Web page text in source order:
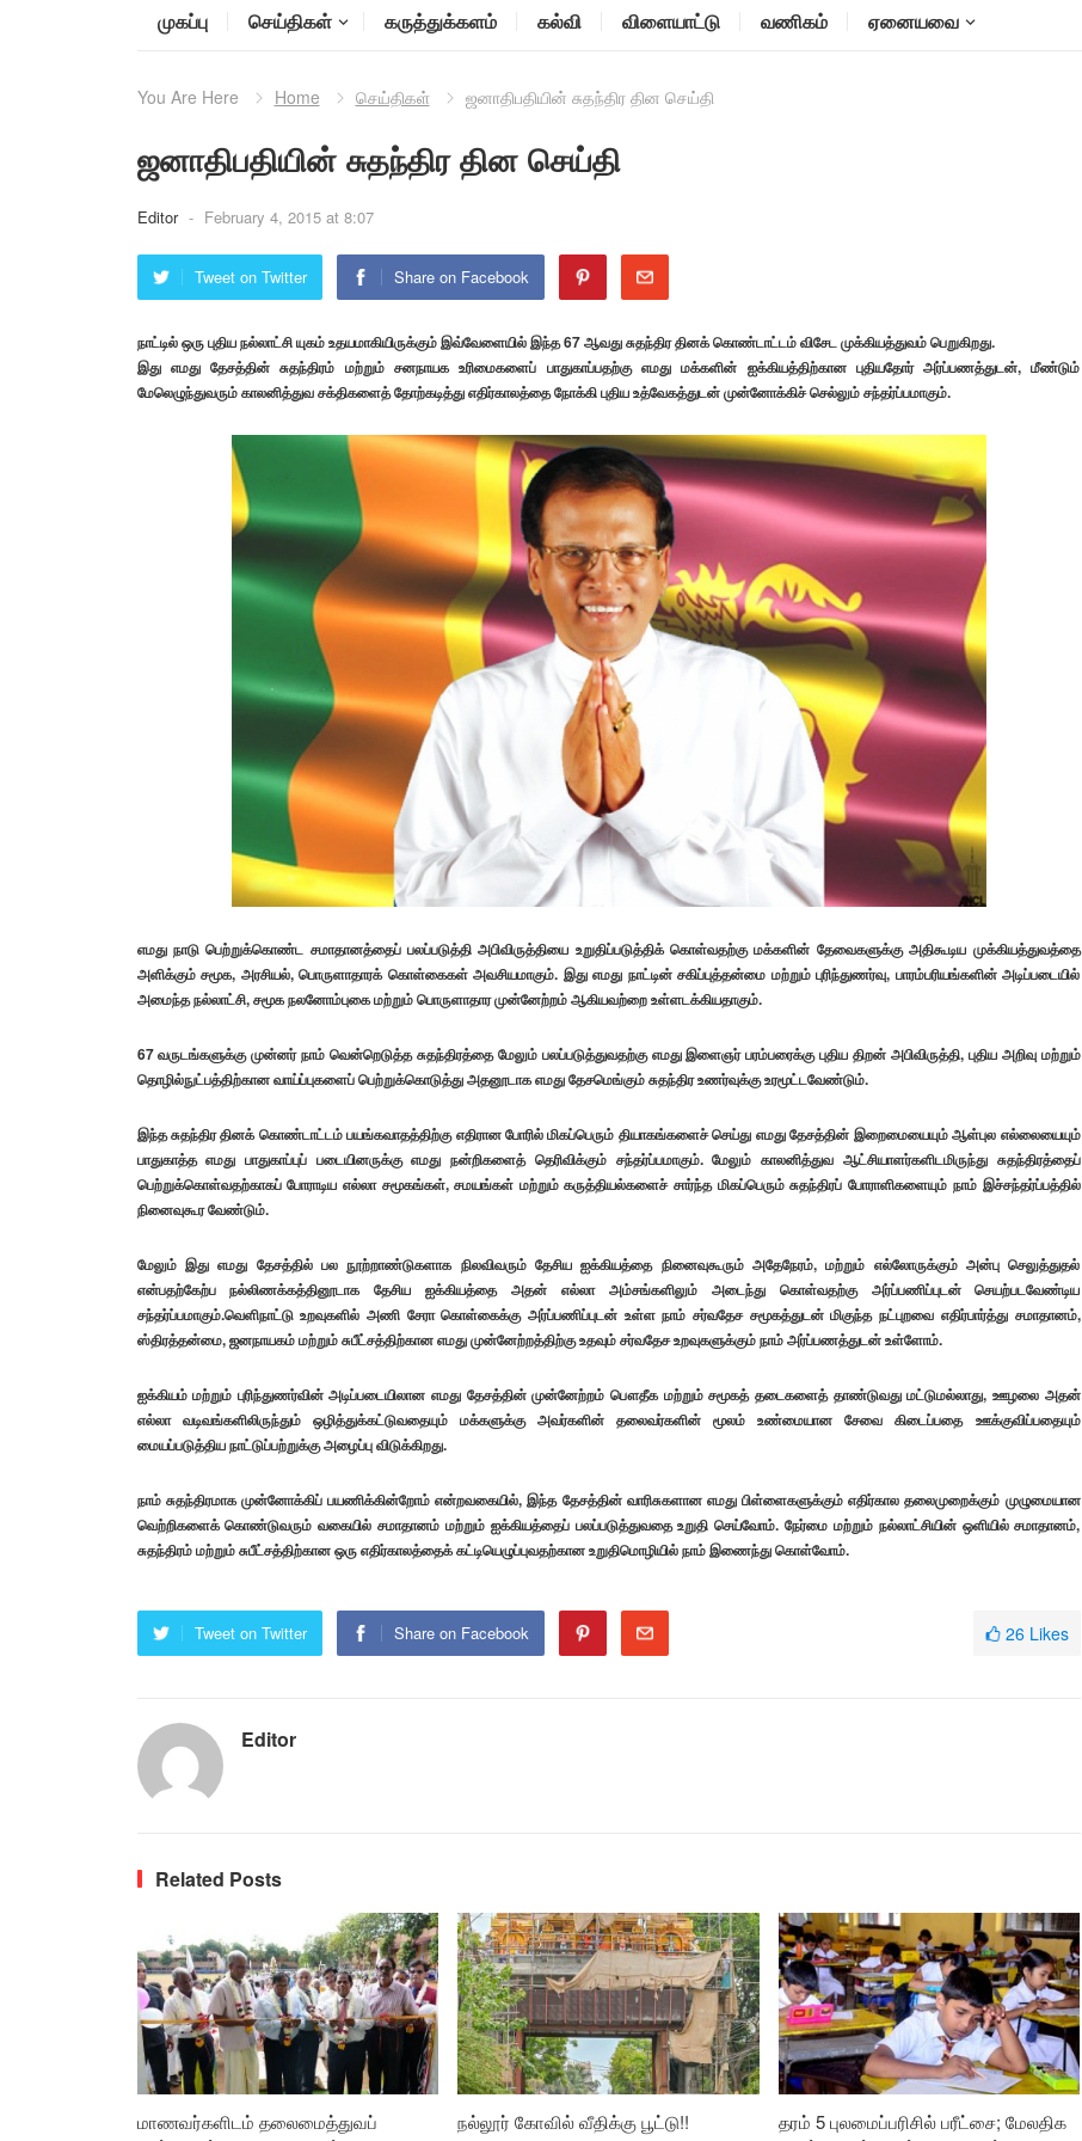
முகப்பு செய்திகள் கருத்துக்களம் கல்வி விளையாட்டு வணிகம் ஏனையவை
You Are Here Home செய்திகள் ஜனாதிபதியின் சுதந்திர தின செய்தி
ஜனாதிபதியின் சுதந்திர தின செய்தி
Editor - February 4, 2015 at 8:07
Tweet on Twitter Share on Facebook
நாட்டில் ஒரு புதிய நல்லாட்சி யுகம் உதயமாகியிருக்கும் இவ்வேளையில் இந்த 67 ஆவது சுதந்திர தினக் கொண்டாட்டம் விசேட முக்கியத்துவம் பெறுகிறது.
இது எமது தேசத்தின் சுதந்திரம் மற்றும் சனநாயக உரிமைகளைப் பாதுகாப்பதற்கு எமது மக்களின் ஐக்கியத்திற்கான புதியதோர் அர்ப்பணத்துடன், மீண்டும்
மேலெழுந்துவரும் காலனித்துவ சக்திகளைத் தோற்கடித்து எதிர்காலத்தை நோக்கி புதிய உத்வேகத்துடன் முன்னோக்கிச் செல்லும் சந்தர்ப்பமாகும்.
எமது நாடு பெற்றுக்கொண்ட சமாதானத்தைப் பலப்படுத்தி அபிவிருத்தியை உறுதிப்படுத்திக் கொள்வதற்கு மக்களின் தேவைகளுக்கு அதிகூடிய முக்கியத்துவத்தை
அளிக்கும் சமூக, அரசியல், பொருளாதாரக் கொள்கைகள் அவசியமாகும். இது எமது நாட்டின் சகிப்புத்தன்மை மற்றும் புரிந்துணர்வு, பாரம்பரியங்களின் அடிப்படையில்
அமைந்த நல்லாட்சி, சமூக நலனோம்புகை மற்றும் பொருளாதார முன்னேற்றம் ஆகியவற்றை உள்ளடக்கியதாகும்.
67 வருடங்களுக்கு முன்னர் நாம் வென்றெடுத்த சுதந்திரத்தை மேலும் பலப்படுத்துவதற்கு எமது இளைஞர் பரம்பரைக்கு புதிய திறன் அபிவிருத்தி, புதிய அறிவு மற்றும்
தொழில்நுட்பத்திற்கான வாய்ப்புகளைப் பெற்றுக்கொடுத்து அதனூடாக எமது தேசமெங்கும் சுதந்திர உணர்வுக்கு உரமூட்டவேண்டும்.
இந்த சுதந்திர தினக் கொண்டாட்டம் பயங்கவாதத்திற்கு எதிரான போரில் மிகப்பெரும் தியாகங்களைச் செய்து எமது தேசத்தின் இறைமையையும் ஆள்புல எல்லையையும்
பாதுகாத்த எமது பாதுகாப்புப் படையினருக்கு எமது நன்றிகளைத் தெரிவிக்கும் சந்தர்ப்பமாகும். மேலும் காலனித்துவ ஆட்சியாளர்களிடமிருந்து சுதந்திரத்தைப்
பெற்றுக்கொள்வதற்காகப் போராடிய எல்லா சமூகங்கள், சமயங்கள் மற்றும் கருத்தியல்களைச் சார்ந்த மிகப்பெரும் சுதந்திரப் போராளிகளையும் நாம் இச்சந்தர்ப்பத்தில்
நினைவுகூர வேண்டும்.
மேலும் இது எமது தேசத்தில் பல நூற்றாண்டுகளாக நிலவிவரும் தேசிய ஐக்கியத்தை நினைவுகூரும் அதேநேரம், மற்றும் எல்லோருக்கும் அன்பு செலுத்துதல்
என்பதற்கேற்ப நல்லிணக்கத்தினூடாக தேசிய ஐக்கியத்தை அதன் எல்லா அம்சங்களிலும் அடைந்து கொள்வதற்கு அர்ப்பணிப்புடன் செயற்படவேண்டிய
சந்தர்ப்பமாகும்.வெளிநாட்டு உறவுகளில் அணி சேரா கொள்கைக்கு அர்ப்பணிப்புடன் உள்ள நாம் சர்வதேச சமூகத்துடன் மிகுந்த நட்புறவை எதிர்பார்த்து சமாதானம்,
ஸ்திரத்தன்மை, ஜனநாயகம் மற்றும் சுபீட்சத்திற்கான எமது முன்னேற்றத்திற்கு உதவும் சர்வதேச உறவுகளுக்கும் நாம் அர்ப்பணத்துடன் உள்ளோம்.
ஐக்கியம் மற்றும் புரிந்துணர்வின் அடிப்படையிலான எமது தேசத்தின் முன்னேற்றம் பௌதீக மற்றும் சமூகத் தடைகளைத் தாண்டுவது மட்டுமல்லாது, ஊழலை அதன்
எல்லா வடிவங்களிலிருந்தும் ஒழித்துக்கட்டுவதையும் மக்களுக்கு அவர்களின் தலைவர்களின் மூலம் உண்மையான சேவை கிடைப்பதை ஊக்குவிப்பதையும்
மையப்படுத்திய நாட்டுப்பற்றுக்கு அழைப்பு விடுக்கிறது.
நாம் சுதந்திரமாக முன்னோக்கிப் பயணிக்கின்றோம் என்றவகையில், இந்த தேசத்தின் வாரிசுகளான எமது பிள்ளைகளுக்கும் எதிர்கால தலைமுறைக்கும் முழுமையான
வெற்றிகளைக் கொண்டுவரும் வகையில் சமாதானம் மற்றும் ஐக்கியத்தைப் பலப்படுத்துவதை உறுதி செய்வோம். நேர்மை மற்றும் நல்லாட்சியின் ஒளியில் சமாதானம்,
சுதந்திரம் மற்றும் சுபீட்சத்திற்கான ஒரு எதிர்காலத்தைக் கட்டியெழுப்புவதற்கான உறுதிமொழியில் நாம் இணைந்து கொள்வோம்.
Tweet on Twitter Share on Facebook 26 Likes
Editor
Related Posts
மாணவர்களிடம் தலைமைத்துவப்
நல்லூர் கோவில் வீதிக்கு பூட்டு!!
தரம் 5 புலமைப்பரிசில் பரீட்சை; மேலதிக